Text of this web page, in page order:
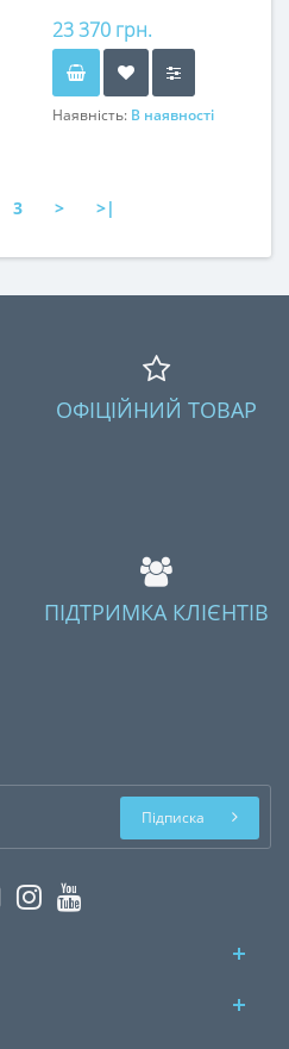
23 370 грн.
Наявність: В наявності
3 > >|
ОФІЦІЙНИЙ ТОВАР
ПІДТРИМКА КЛІЄНТІВ
Підписка